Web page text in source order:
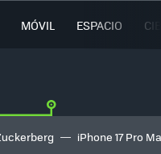
MÓVIL ESPACIO
iPhone 17 Pro